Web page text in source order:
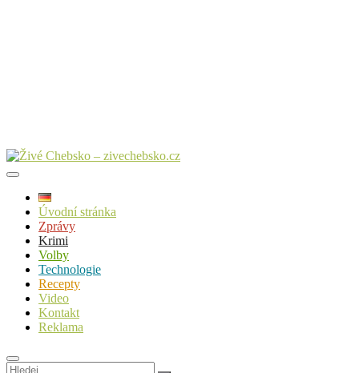
Úvodní stránka
Zprávy
Krimi
Volby
Technologie
Recepty
Video
Kontakt
Reklama
Hledej